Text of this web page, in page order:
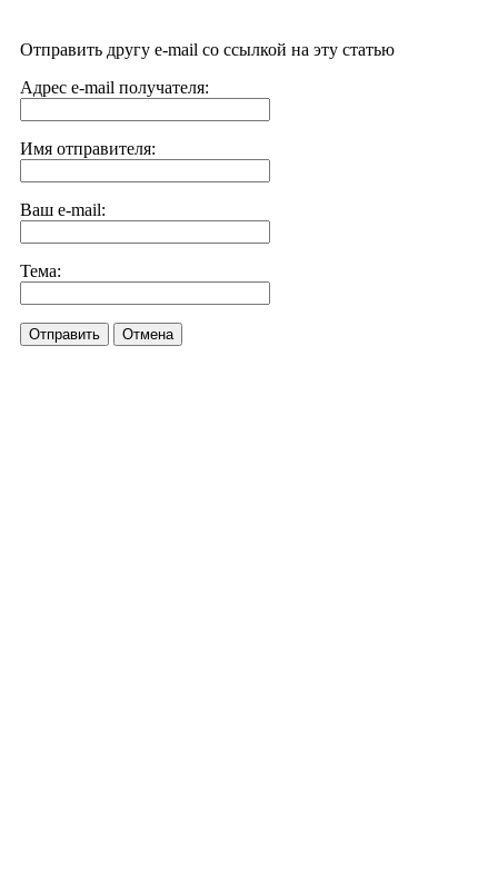
Отправить другу e-mail со ссылкой на эту статью
Адрес e-mail получателя:
Имя отправителя:
Ваш e-mail:
Тема:
Отправить Отмена